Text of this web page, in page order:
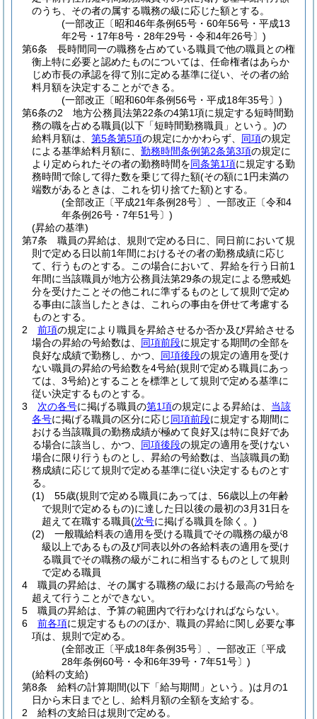
のうち、その者の属する職務の級に応じた額とする。
(一部改正〔昭和46年条例65号・60年56号・平成13
年2号・17年8号・28年29号・令和4年26号〕)
第6条
長時間同一の職務を占めている職員で他の職員との権
衡上特に必要と認めたものについては、任命権者はあらか
じめ市長の承認を得て別に定める基準に従い、その者の給
料月額を決定することができる。
(一部改正〔昭和60年条例56号・平成18年35号〕)
第6条の2
地方公務員法第22条の4第1項に規定する短時間勤
務の職を占める職員(以下「短時間勤務職員」という。)の
給料月額は、 第5条第5項の規定にかかわらず、 同項の規定
による基準給料月額に、 勤務時間条例第2条第3項の規定に
より定められたその者の勤務時間を同条第1項に規定する勤
務時間で除して得た数を乗じて得た額(その額に1円未満の
端数があるときは、これを切り捨てた額)とする。
(全部改正〔平成21年条例28号〕、一部改正〔令和4
年条例26号・7年51号〕)
(昇給の基準)
第7条
職員の昇給は、規則で定める日に、同日前において規
則で定める日以前1年間におけるその者の勤務成績に応じ
て、行うものとする。
この場合において、昇給を行う日前1
年間に当該職員が地方公務員法第29条の規定による懲戒処
分を受けたことその他これに準ずるものとして規則で定め
る事由に該当したときは、これらの事由を併せて考慮する
ものとする。
2
前項の規定により職員を昇給させるか否か及び昇給させる
場合の昇給の号給数は、 同項前段に規定する期間の全部を
良好な成績で勤務し、かつ、 同項後段の規定の適用を受け
ない職員の昇給の号給数を4号給(規則で定める職員にあっ
ては、3号給)とすることを標準として規則で定める基準に
従い決定するものとする。
3
次の各号に掲げる職員の第1項の規定による昇給は、 当該
各号に掲げる職員の区分に応じ同項前段に規定する期間に
おける当該職員の勤務成績が極めて良好又は特に良好であ
る場合に該当し、かつ、 同項後段の規定の適用を受けない
場合に限り行うものとし、昇給の号給数は、当該職員の勤
務成績に応じて規則で定める基準に従い決定するものとす
る。
(1)
55歳(規則で定める職員にあっては、56歳以上の年齢
で規則で定めるもの)に達した日以後の最初の3月31日を
超えて在職する職員(次号に掲げる職員を除く。)
(2)
一般職給料表の適用を受ける職員でその職務の級が8
級以上であるもの及び同表以外の各給料表の適用を受け
る職員でその職務の級がこれに相当するものとして規則
で定める職員
4
職員の昇給は、その属する職務の級における最高の号給を
超えて行うことができない。
5
職員の昇給は、予算の範囲内で行わなければならない。
6
前各項に規定するもののほか、職員の昇給に関し必要な事
項は、規則で定める。
(全部改正〔平成18年条例35号〕、一部改正〔平成
28年条例60号・令和6年39号・7年51号〕)
(給料の支給)
第8条
給料の計算期間(以下「給与期間」という。)は月の1
日から末日までとし、給料月額の全額を支給する。
2
給料の支給日は規則で定める。